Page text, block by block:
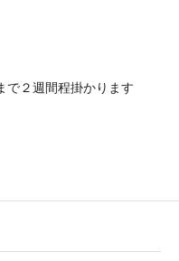
で２週間程掛かります